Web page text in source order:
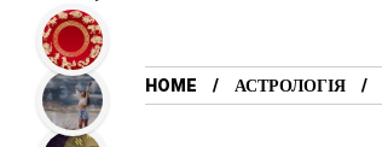
HOME АСТРОЛОГІЯ